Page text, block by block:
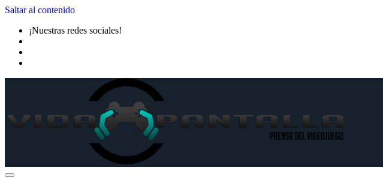
Saltar al contenido
¡Nuestras redes sociales!